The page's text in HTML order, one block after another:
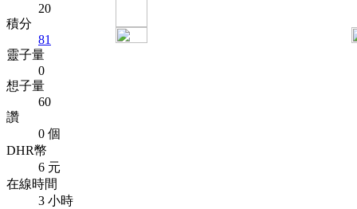
20
積分
81
靈子量
0
想子量
60
讚
0 個
DHR幣
6 元
在線時間
3 小時